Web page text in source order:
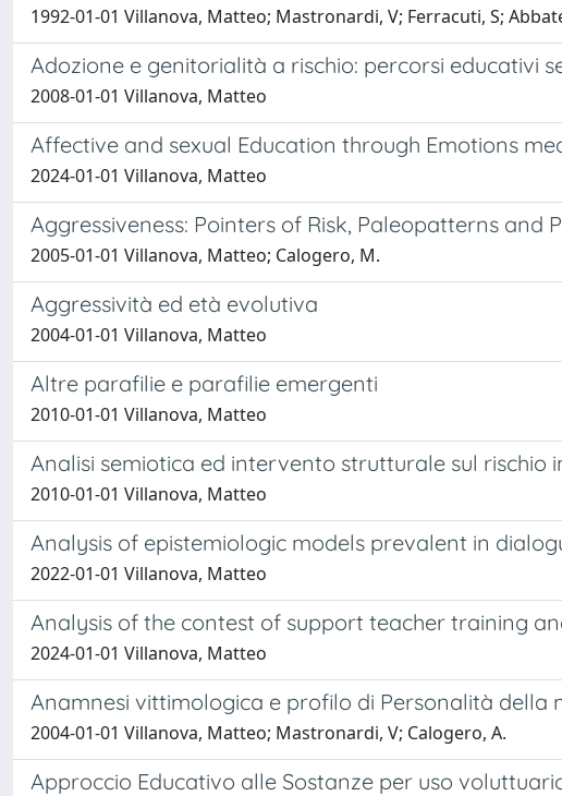
1992-01-01 Villanova, Matteo; Mastronardi, V; Ferracuti, S;
Adozione e genitorialità a rischio: percorsi educativi
2008-01-01 Villanova, Matteo
Affective and sexual Education through Emotions
2024-01-01 Villanova, Matteo
Aggressiveness: Pointers of Risk, Paleopatterns and
2005-01-01 Villanova, Matteo; Calogero, M.
Aggressività ed età evolutiva
2004-01-01 Villanova, Matteo
Altre parafilie e parafilie emergenti
2010-01-01 Villanova, Matteo
Analisi semiotica ed intervento strutturale sul rischio
2010-01-01 Villanova, Matteo
Analysis of epistemiologic models prevalent in
2022-01-01 Villanova, Matteo
Analysis of the contest of support teacher training
2024-01-01 Villanova, Matteo
Anamnesi vittimologica e profilo di Personalità della
2004-01-01 Villanova, Matteo; Mastronardi, V; Calogero, A.
Approccio Educativo alle Sostanze per uso